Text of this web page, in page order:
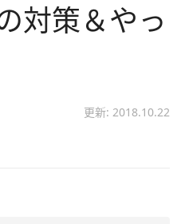
対策＆やっ
更新: 2018.10.22